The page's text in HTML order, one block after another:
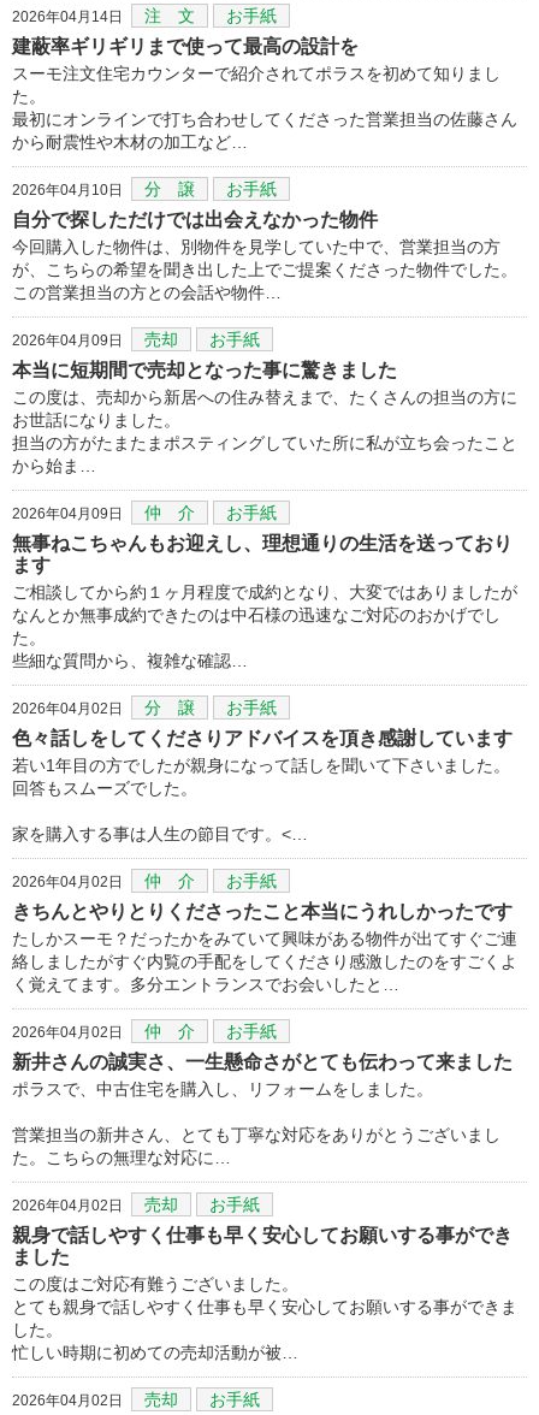
2026年04月14日 注 文 お手紙
建蔽率ギリギリまで使って最高の設計を
スーモ注文住宅カウンターで紹介されてポラスを初めて知りまし
た。
最初にオンラインで打ち合わせしてくださった営業担当の佐藤さん
から耐震性や木材の加工など…
2026年04月10日 分 譲 お手紙
自分で探しただけでは出会えなかった物件
今回購入した物件は、別物件を見学していた中で、営業担当の方
が、こちらの希望を聞き出した上でご提案くださった物件でした。
この営業担当の方との会話や物件…
2026年04月09日 売却 お手紙
本当に短期間で売却となった事に驚きました
この度は、売却から新居への住み替えまで、たくさんの担当の方に
お世話になりました。
担当の方がたまたまポスティングしていた所に私が立ち会ったこと
から始ま…
2026年04月09日 仲 介 お手紙
無事ねこちゃんもお迎えし、理想通りの生活を送っており
ます
ご相談してから約１ヶ月程度で成約となり、大変ではありましたが
なんとか無事成約できたのは中石様の迅速なご対応のおかげでし
た。
些細な質問から、複雑な確認…
2026年04月02日 分 譲 お手紙
色々話しをしてくださりアドバイスを頂き感謝しています
若い1年目の方でしたが親身になって話しを聞いて下さいました。
回答もスムーズでした。
家を購入する事は人生の節目です。<…
2026年04月02日 仲 介 お手紙
きちんとやりとりくださったこと本当にうれしかったです
たしかスーモ？だったかをみていて興味がある物件が出てすぐご連
絡しましたがすぐ内覧の手配をしてくださり感激したのをすごくよ
く覚えてます。多分エントランスでお会いしたと…
2026年04月02日 仲 介 お手紙
新井さんの誠実さ、一生懸命さがとても伝わって来ました
ポラスで、中古住宅を購入し、リフォームをしました。
営業担当の新井さん、とても丁寧な対応をありがとうございまし
た。こちらの無理な対応に…
2026年04月02日 売却 お手紙
親身で話しやすく仕事も早く安心してお願いする事ができ
ました
この度はご対応有難うございました。
とても親身で話しやすく仕事も早く安心してお願いする事ができま
した。
忙しい時期に初めての売却活動が被…
2026年04月02日 売却 お手紙